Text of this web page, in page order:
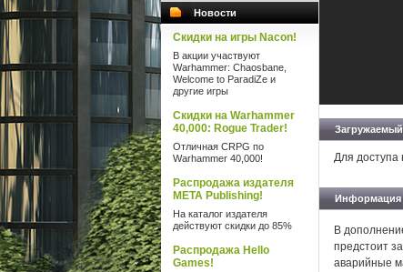
Новости
Скидки на игры Nacon!
В акции участвуют
Warhammer: Chaosbane,
Welcome to ParadiZe и
другие игры
Скидки на Warhammer
40,000: Rogue Trader!
Отличная CRPG по
Warhammer 40,000!
Распродажа издателя
META Publishing!
На каталог издателя
действуют скидки до 85%
Распродажа Hello
Games!
Загружаемый
Для доступа
Информация
В
предстоит
аварийные